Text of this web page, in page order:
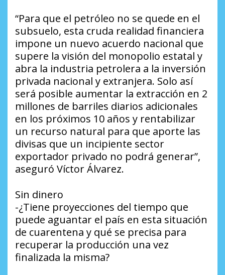
“Para que el petróleo no se quede en el
subsuelo, esta cruda realidad financiera
impone un nuevo acuerdo nacional que
supere la visión del monopolio estatal y
abra la industria petrolera a la inversión
privada nacional y extranjera. Solo así
será posible aumentar la extracción en 2
millones de barriles diarios adicionales
en los próximos 10 años y rentabilizar
un recurso natural para que aporte las
divisas que un incipiente sector
exportador privado no podrá generar”,
aseguró Víctor Álvarez.
Sin dinero
-¿Tiene proyecciones del tiempo que
puede aguantar el país en esta situación
de cuarentena y qué se precisa para
recuperar la producción una vez
finalizada la misma?